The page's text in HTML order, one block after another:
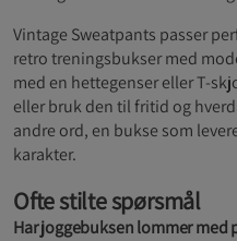
Vintage Sweatpants passer
retro treningsbukser med
med en hettegenser eller T-
eller bruk den til fritid og
andre ord, en bukse som
karakter.
Ofte stilte spørsmål
Har joggebuksen lommer med